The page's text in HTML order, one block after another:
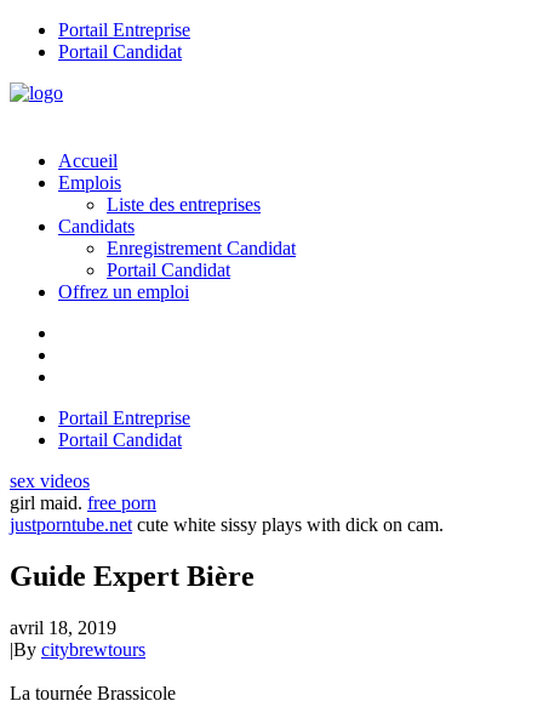
Portail Entreprise
Portail Candidat
Accueil
Emplois
Liste des entreprises
Candidats
Enregistrement Candidat
Portail Candidat
Offrez un emploi
Portail Entreprise
Portail Candidat
sex videos
girl maid. free porn
justporntube.net cute white sissy plays with dick on cam.
Guide Expert Bière
avril 18, 2019
|By citybrewtours
La tournée Brassicole